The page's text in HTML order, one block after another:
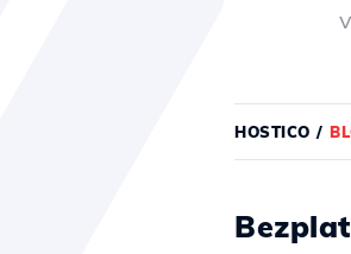
HOSTICO /